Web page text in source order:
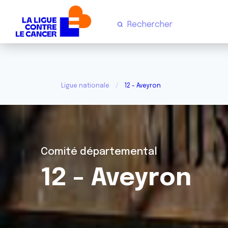
Ligue nationale 12 - Aveyron
Comité départemental
12 - Aveyron